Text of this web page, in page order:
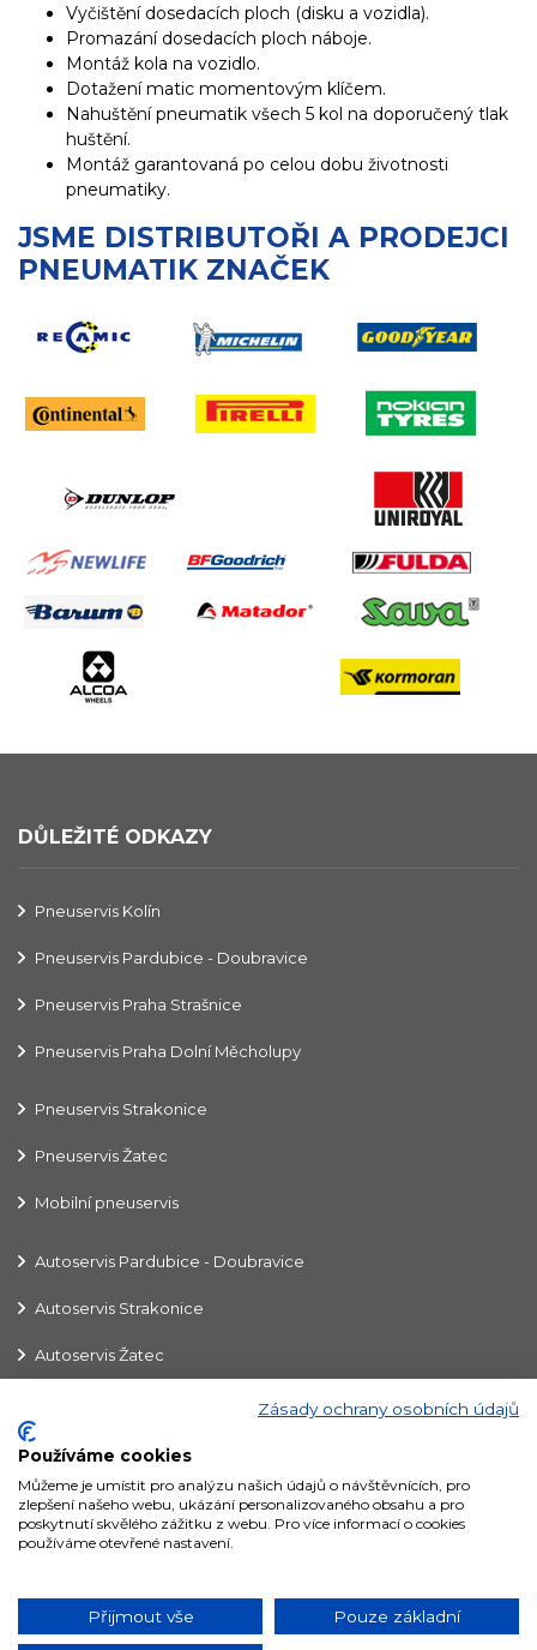
Vyčištění dosedacích ploch (disku a vozidla).
Promazání dosedacích ploch náboje.
Montáž kola na vozidlo.
Dotažení matic momentovým klíčem.
Nahuštění pneumatik všech 5 kol na doporučený tlak
huštění.
Montáž garantovaná po celou dobu životnosti
pneumatiky.
JSME DISTRIBUTOŘI A PRODEJCI
PNEUMATIK ZNAČEK
DŮLEŽITÉ ODKAZY
Pneuservis Kolín
Pneuservis Pardubice - Doubravice
Pneuservis Praha Strašnice
Pneuservis Praha Dolní Měcholupy
Pneuservis Strakonice
Pneuservis Žatec
Mobilní pneuservis
Autoservis Pardubice - Doubravice
Autoservis Strakonice
Autoservis Žatec
Protektory
E-shop
ZÁKAZNICKÉ
321 734
Zásady ochrany osobních údajů
Používáme cookies
Můžeme je umístit pro analýzu našich údajů o návštěvnících, pro
zlepšení našeho webu, ukázání personalizovaného obsahu a pro
poskytnutí skvělého zážitku z webu. Pro více informací o cookies
používáme otevřené nastavení.
Přijmout vše Pouze základní